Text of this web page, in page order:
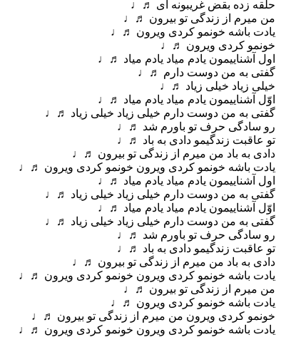
حلقه زده بقض غریبونه ای ♬♩
من میرم از زندگی تو بیرون ♬♩
یادت باشه خونمو کردی ویرون ♬♩
خونمو کردی ویرون ♬♩
اول آشناییمون یادم میاد یادم میاد ♬♩
گفتی به من دوست دارم ♬♩
خیلی زیاد خیلی زیاد ♬♩
اوّل آشناییمون یادم میاد یادم میاد ♬♩
گفتی به من دوست دارم خیلی زیاد خیلی زیاد ♬♩
رو سادگی حرف تو باورم شد ♬♩
تو عاقبت زندگیمو دادی به باد ♬♩
دادی به باد من میرم از زندگی تو بیرون ♬♩
یادت باشه خونمو کردی ویرون خونمو کردی ویرون ♬♩
اول آشناییمون یادم میاد یادم میاد ♬♩
گفتی به من دوست دارم خیلی زیاد خیلی زیاد ♬♩
اوّل آشناییمون یادم میاد یادم میاد ♬♩
گفتی به من دوست دارم خیلی زیاد خیلی زیاد ♬♩
رو سادگی حرف تو باورم شد ♬♩
تو عاقبت زندگیمو دادی به باد ♬♩
دادی به باد من میرم از زندگی تو بیرون ♬♩
یادت باشه خونمو کردی ویرون خونمو کردی ویرون ♬♩
من میرم از زندگی تو بیرون ♬♩
یادت باشه خونمو کردی ویرون ♬♩
خونمو کردی ویرون من میرم از زندگی تو بیرون ♬♩
یادت باشه خونمو کردی ویرون خونمو کردی ویرون ♬♩